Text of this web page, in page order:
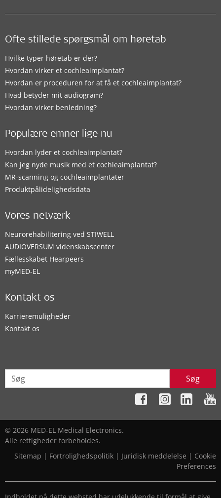
Ofte stillede spørgsmål om høretab
Hvilke typer høretab er der?
Hvordan virker et cochleaimplantat?
Hvordan er proceduren for at få et cochleaimplantat?
Hvad betyder mit audiogram?
Hvordan virker benledning?
Populære emner lige nu
Hvordan lyder et cochleaimplantat?
Kan jeg nyde musik med et cochleaimplantat?
MR-scanning og cochleaimplantater
Produktpålidelighedsdata
Vores netværk
Neurorehabilitering ved STIWELL
AUDIOVERSUM videnskabscenter
Fællesskabet Hearpeers
myMED‑EL
Kontakt os
Karrieremuligheder
Kontakt os
Søg
© 2026 MED-EL Medical Electronics.
Alle rettigheder forbeholdes.
Sitemap | Fortrolighedspolitik | Juridisk meddelelse | Cookie
Preferences